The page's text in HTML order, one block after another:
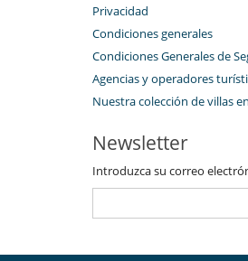
Privacidad
Condiciones generales
Condiciones Generales de
Agencias y operadores
Nuestra colección de villas
Newsletter
Introduzca su correo